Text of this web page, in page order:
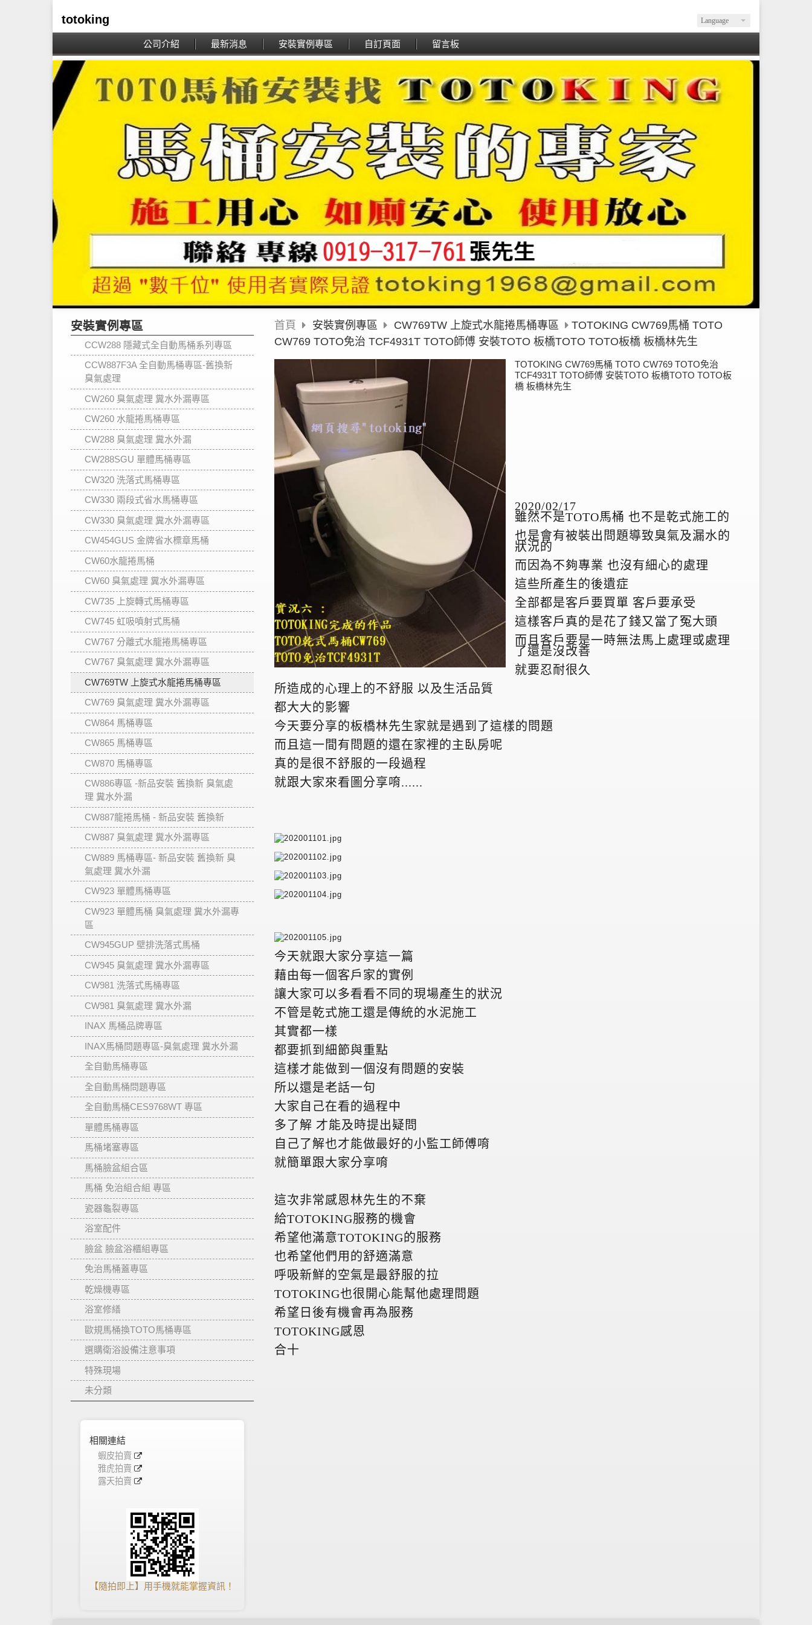
Language
totoking
公司介紹 最新消息 安裝實例專區 自訂頁面 留言板
安裝實例專區
CCW288 隱藏式全自動馬桶系列專區
CCW887F3A 全自動馬桶專區-舊換新
臭氣處理
CW260 臭氣處理 糞水外漏專區
CW260 水龍捲馬桶專區
CW288 臭氣處理 糞水外漏
CW288SGU 單體馬桶專區
CW320 洗落式馬桶專區
CW330 兩段式省水馬桶專區
CW330 臭氣處理 糞水外漏專區
CW454GUS 金牌省水標章馬桶
CW60水龍捲馬桶
CW60 臭氣處理 糞水外漏專區
CW735 上旋轉式馬桶專區
CW745 虹吸噴射式馬桶
CW767 分離式水龍捲馬桶專區
CW767 臭氣處理 糞水外漏專區
CW769TW 上旋式水龍捲馬桶專區
CW769 臭氣處理 糞水外漏專區
CW864 馬桶專區
CW865 馬桶專區
CW870 馬桶專區
CW886專區 -新品安裝 舊換新 臭氣處
理 糞水外漏
CW887龍捲馬桶 - 新品安裝 舊換新
CW887 臭氣處理 糞水外漏專區
CW889 馬桶專區- 新品安裝 舊換新 臭
氣處理 糞水外漏
CW923 單體馬桶專區
CW923 單體馬桶 臭氣處理 糞水外漏專
區
CW945GUP 壁排洗落式馬桶
CW945 臭氣處理 糞水外漏專區
CW981 洗落式馬桶專區
CW981 臭氣處理 糞水外漏
INAX 馬桶品牌專區
INAX馬桶問題專區-臭氣處理 糞水外漏
全自動馬桶專區
全自動馬桶問題專區
全自動馬桶CES9768WT 專區
單體馬桶專區
馬桶堵塞專區
馬桶臉盆組合區
馬桶 免治組合組 專區
瓷器龜裂專區
浴室配件
臉盆 臉盆浴櫃組專區
免治馬桶蓋專區
乾燥機專區
浴室修繕
歐規馬桶換TOTO馬桶專區
選購衛浴設備注意事項
特殊現場
未分類
相關連結
蝦皮拍賣
雅虎拍賣
露天拍賣
【隨拍即上】用手機就能掌握資訊！
首頁 安裝實例專區 CW769TW 上旋式水龍捲馬桶專區
TOTOKING CW769馬桶 TOTO
CW769 TOTO免治 TCF4931T TOTO師傅 安裝TOTO 板橋TOTO TOTO板橋 板橋林先生
TOTOKING CW769馬桶 TOTO CW769 TOTO免治
TCF4931T TOTO師傅 安裝TOTO 板橋TOTO TOTO板
橋 板橋林先生
2020/02/17
雖然不是TOTO馬桶 也不是乾式施工的
也是會有被裝出問題導致臭氣及漏水的
狀況的
而因為不夠專業 也沒有細心的處理
這些所產生的後遺症
全部都是客戶要買單 客戶要承受
這樣客戶真的是花了錢又當了冤大頭
而且客戶要是一時無法馬上處理或處理
了還是沒改善
就要忍耐很久
所造成的心理上的不舒服 以及生活品質
都大大的影響
今天要分享的板橋林先生家就是遇到了這樣的問題
而且這一間有問題的還在家裡的主臥房呢
真的是很不舒服的一段過程
就跟大家來看圖分享唷......
今天就跟大家分享這一篇
藉由每一個客戶家的實例
讓大家可以多看看不同的現場產生的狀況
不管是乾式施工還是傳統的水泥施工
其實都一樣
都要抓到細節與重點
這樣才能做到一個沒有問題的安裝
所以還是老話一句
大家自己在看的過程中
多了解 才能及時提出疑問
自己了解也才能做最好的小監工師傅唷
就簡單跟大家分享唷
這次非常感恩林先生的不棄
給TOTOKING服務的機會
希望他滿意TOTOKING的服務
也希望他們用的舒適滿意
呼吸新鮮的空氣是最舒服的拉
TOTOKING也很開心能幫他處理問題
希望日後有機會再為服務
TOTOKING感恩
合十